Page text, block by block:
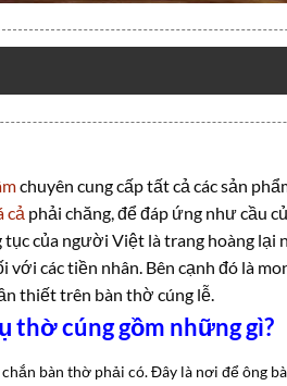
chuyên cung cấp tất cả các sản
cả phải chăng, để đáp ứng như cầu
của người Việt là trang hoàng
các tiền nhân. Bên cạnh đó là
thiết trên bàn thờ cúng lễ.
thờ cúng gồm những gì?
bàn thờ phải có. Đây là nơi để ông